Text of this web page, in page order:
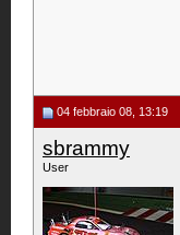
04 febbraio 08, 13:19
sbrammy
User